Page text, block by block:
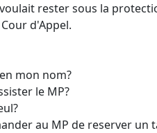
rester sous la
d'Appel.
mon nom?
le MP?
au MP de reserver un